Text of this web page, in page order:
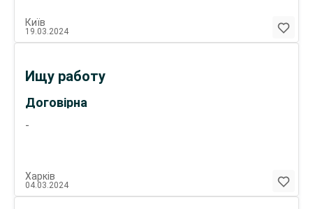
Київ
19.03.2024
Договірна
Ищу работу
-
Харків
04.03.2024